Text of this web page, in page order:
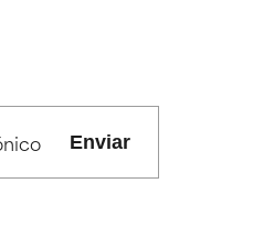
Enviar